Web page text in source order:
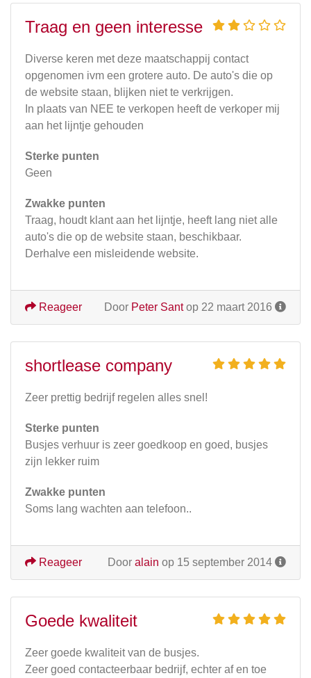
Traag en geen interesse
Diverse keren met deze maatschappij contact
opgenomen ivm een grotere auto. De auto's die op
de website staan, blijken niet te verkrijgen.
In plaats van NEE te verkopen heeft de verkoper mij
aan het lijntje gehouden
Sterke punten
Geen
Zwakke punten
Traag, houdt klant aan het lijntje, heeft lang niet alle
auto's die op de website staan, beschikbaar.
Derhalve een misleidende website.
Door Peter Santop 22 maart 2016
Reageer
shortlease company
Zeer prettig bedrijf regelen alles snel!
Sterke punten
Busjes verhuur is zeer goedkoop en goed, busjes
zijn lekker ruim
Zwakke punten
Soms lang wachten aan telefoon..
Door alain op 15 september 2014
Reageer
Goede kwaliteit
Zeer goede kwaliteit van de busjes.
Zeer goed contacteerbaar bedrijf, echter af en toe